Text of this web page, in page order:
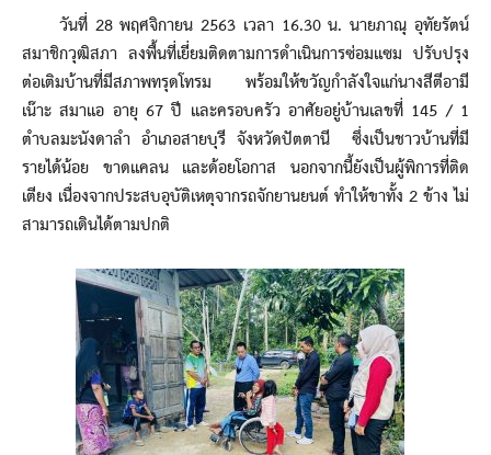
วันที่ 28 พฤศจิกายน 2563 เวลา 16.30 น. นายภาณุ อุทัยรัตน์
สมาชิกวุฒิสภา ลงพื้นที่เยี่ยมติดตามการดำเนินการซ่อมแซม ปรับปรุง
ต่อเติมบ้านที่มีสภาพทรุดโทรม พร้อมให้ขวัญกำลังใจแก่นางสีตีอามี
เน๊าะ สมาแอ อายุ 67 ปี และครอบครัว อาศัยอยู่บ้านเลขที่ 145 / 1
ตำบลมะนังดาลำ อำเภอสายบุรี จังหวัดปัตตานี ซึ่งเป็นชาวบ้านที่มี
รายได้น้อย ขาดแคลน และด้อยโอกาส นอกจากนี้ยังเป็นผู้พิการที่ติด
เตียง เนื่องจากประสบอุบัติเหตุจากรถจักยานยนต์ ทำให้ขาทั้ง 2 ข้าง ไม่
สามารถเดินได้ตามปกติ